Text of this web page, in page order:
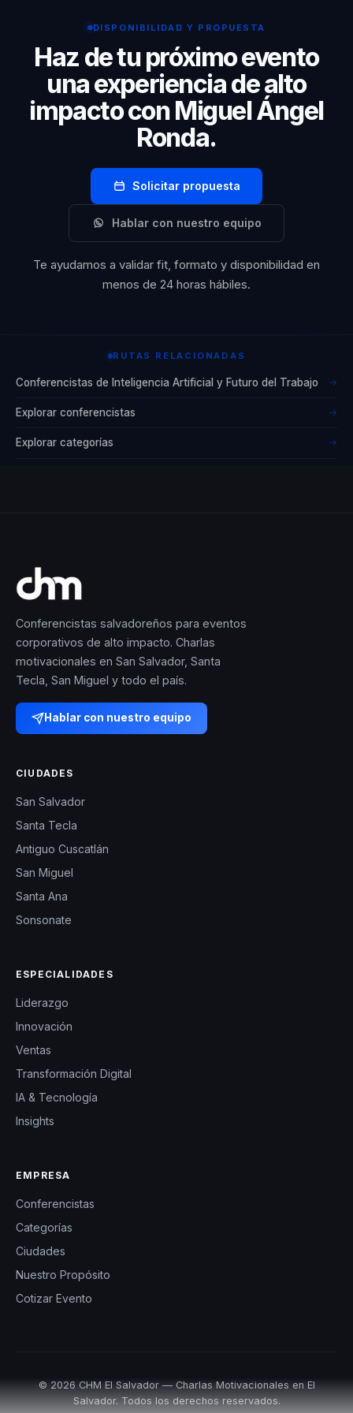
DISPONIBILIDAD Y PROPUESTA
Haz de tu próximo evento
una experiencia de alto
impacto con Miguel Ángel
Ronda.
Solicitar propuesta
Hablar con nuestro equipo
Te ayudamos a validar fit, formato y disponibilidad en
menos de 24 horas hábiles.
RUTAS RELACIONADAS
Conferencistas de Inteligencia Artificial y Futuro del Trabajo →
Explorar conferencistas →
Explorar categorías →
Conferencistas salvadoreños para eventos
corporativos de alto impacto. Charlas
motivacionales en San Salvador, Santa
Tecla, San Miguel y todo el país.
Hablar con nuestro equipo
CIUDADES
San Salvador
Santa Tecla
Antiguo Cuscatlán
San Miguel
Santa Ana
Sonsonate
ESPECIALIDADES
Liderazgo
Innovación
Ventas
Transformación Digital
IA & Tecnología
Insights
EMPRESA
Conferencistas
Categorías
Ciudades
Nuestro Propósito
Cotizar Evento
© 2026 CHM El Salvador — Charlas Motivacionales en El
Salvador. Todos los derechos reservados.